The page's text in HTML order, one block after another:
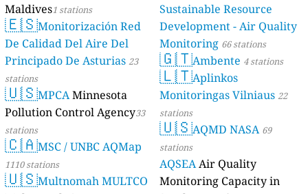
Sustainable Resource
Development - Air Quality
Monitoring 66 stations
🇬🇹Ambente 4 stations
🇱🇹Aplinkos
Monitoringas Vilniaus 22
stations
🇺🇸AQMD NASA 69
stations
AQSEAAir Quality
Monitoring Capacity in
Maldives1 stations
🇪🇸Monitorización Red
De Calidad Del Aire Del
Principado De Asturias 23
stations
🇺🇸MPCAMinnesota
Pollution Control Agency33
stations
🇨🇦MSC / UNBC AQMap
1110 stations
🇺🇸Multnomah MULTCO